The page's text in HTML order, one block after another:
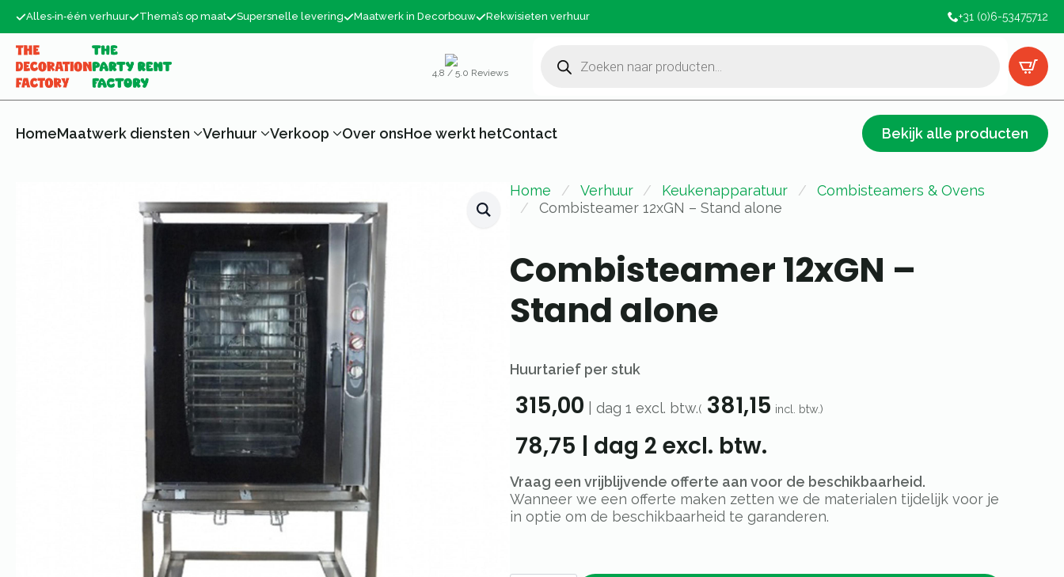
Alles‑in‑één verhuur Thema’s op maat Supersnelle levering Maatwerk in Decorbouw Rekwisieten verhuur +31 (0)6-53475712
4,8 / 5.0 Reviews
zoeken
HomeMaatwerk diensten Verhuur Verkoop Over onsHoe werkt hetContact Bekijk alle producten
Home Verhuur Keukenapparatuur
Combisteamers & Ovens
Combisteamer 12xGN – Stand alone
Combisteamer 12xGN –
Stand alone
Huurtarief per stuk
315,00 dag 1 excl. btw.(381,15 incl. btw.)
78,75 dag 2 excl. btw.
Vraag een vrijblijvende offerte aan voor de beschikbaarheid.
Wanneer we een offerte maken zetten we de materialen tijdelijk voor je
in optie om de beschikbaarheid te garanderen.